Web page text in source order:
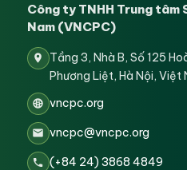
Công ty TNHH Trung tâm
Nam (VNCPC)
Tầng 3, Nhà B, Số 125
Phương Liệt, Hà Nội, Việt
vncpc.org
vncpc@vncpc.org
(+84 24) 3868 4849